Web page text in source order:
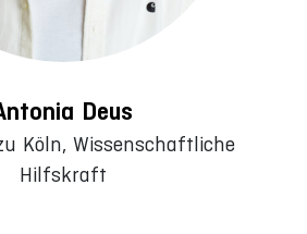
Deus
Köln, Wissenschaftliche
Hilfskraft